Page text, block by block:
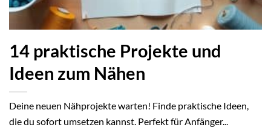
14 praktische Projekte und
Ideen zum Nähen
Deine neuen Nähprojekte warten! Finde praktische Ideen,
die du sofort umsetzen kannst. Perfekt für Anfänger...